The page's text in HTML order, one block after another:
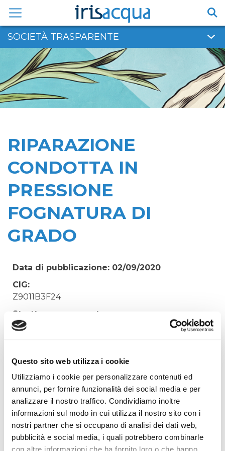
Questo sito web utilizza i cookie
Utilizziamo i cookie per personalizzare contenuti ed
annunci, per fornire funzionalità dei social media e per
analizzare il nostro traffico. Condividiamo inoltre
informazioni sul modo in cui utilizza il nostro sito con i
nostri partner che si occupano di analisi dei dati web,
pubblicità e social media, i quali potrebbero combinarle
con altre informazioni che ha fornito loro o che hanno
contenuto
SOCIETÀ TRASPARENTE
RIPARAZIONE
CONDOTTA IN
PRESSIONE
FOGNATURA DI
GRADO
Data di pubblicazione: 02/09/2020
CIG:
Z9011B3F24
Struttura proponente:
Irisacqua srl P.I./C.F. 01070220312. - Ufficio
Tecnico
RIPARAZIONE CONDOTTA IN PRESSIONE
FOGNATURA DI GRADO
Elenco operatori invitati:
Codice Fiscale:
Procedura di scelta:
Affidamento ai sensi del Regolamento Generale